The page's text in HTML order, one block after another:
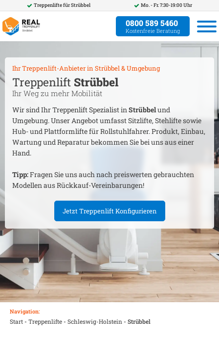
Treppenlifte fürStrübbel Mo. - Fr. 7:30-19:00 Uhr
0800 589 5460
Kostenfreie Beratung
Ihr Treppenlift-Anbieter in Strübbel& Umgebung
Treppenlift Strübbel
Ihr Weg zu mehr Mobilität
Wir sind Ihr Treppenlift Spezialist inStrübbelund
Umgebung. Unser Angebot umfasst Sitzlifte, Stehlifte sowie
Hub- und Plattformlifte für Rollstuhlfahrer. Produkt, Einbau,
Wartung und Reparatur bekommen Sie bei uns aus einer
Hand.
Tipp:Fragen Sie uns auch nach preiswerten gebrauchten
Modellen aus Rückkauf-Vereinbarungen!
Jetzt Treppenlift Konfigurieren
Navigation:
Start- Treppenlifte- Schleswig-Holstein - Strübbel